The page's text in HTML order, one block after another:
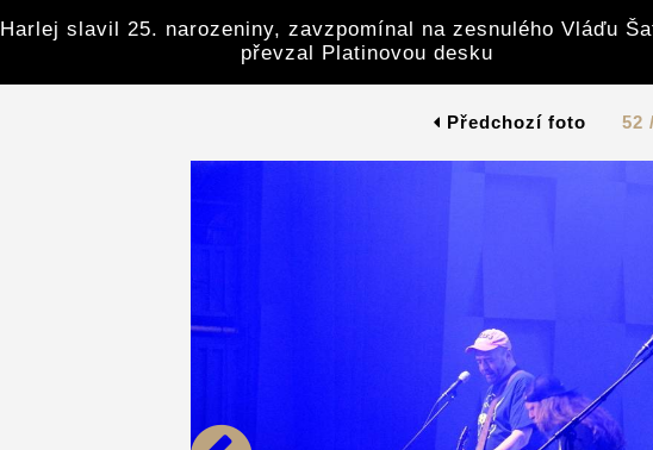
Harlej slavil 25. narozeniny, zavzpomínal na zesnulého Vláďu
převzal Platinovou desku
Předchozí foto 52